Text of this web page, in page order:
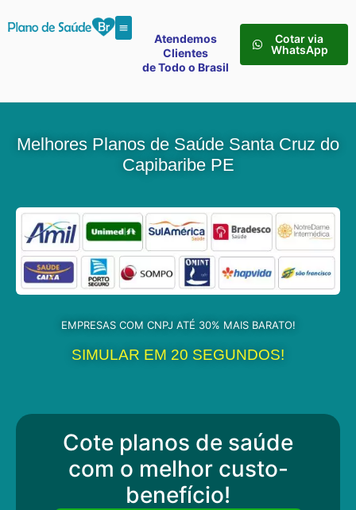
Atendemos
Clientes
de Todo o Brasil
Cotar via
WhatsApp
Melhores Planos de Saúde Santa Cruz do
Capibaribe PE
EMPRESAS COM CNPJ ATÉ 30% MAIS BARATO!
SIMULAR EM 20 SEGUNDOS!
Cote planos de saúde
com o melhor custo-
benefício!